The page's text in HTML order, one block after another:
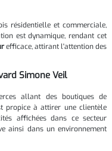
résidentielle et commerciale,
est dynamique, rendant cet
efficace, attirant l'attention des
Simone Veil
allant des boutiques de
propice à attirer une clientèle
affichées dans ce secteur
ainsi dans un environnement